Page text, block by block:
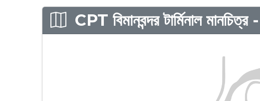
CPT বিমানবন্দর টার্মিনাল